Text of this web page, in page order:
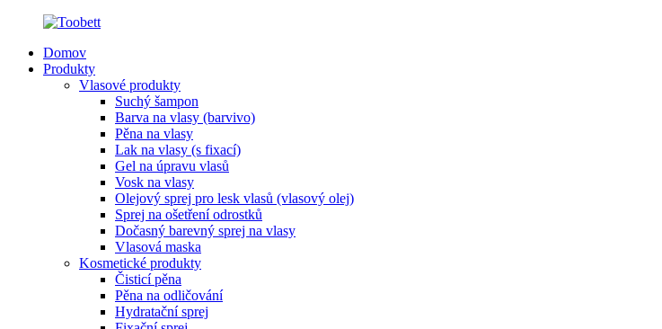
Domov
Produkty
Vlasové produkty
Suchý šampon
Barva na vlasy (barvivo)
Pěna na vlasy
Lak na vlasy (s fixací)
Gel na úpravu vlasů
Vosk na vlasy
Olejový sprej pro lesk vlasů (vlasový olej)
Sprej na ošetření odrostků
Dočasný barevný sprej na vlasy
Vlasová maska
Kosmetické produkty
Čisticí pěna
Pěna na odličování
Hydratační sprej